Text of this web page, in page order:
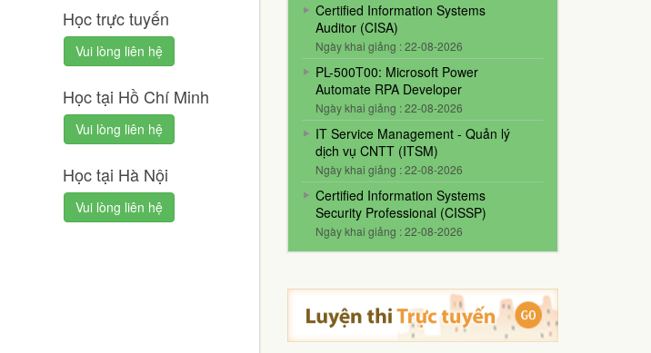
Học trực tuyến
Vui lòng liên hệ
Học tại Hồ Chí Minh
Vui lòng liên hệ
Học tại Hà Nội
Vui lòng liên hệ
Certified Information Systems
Auditor (CISA)
Ngày khai giảng : 22-08-2026
PL-500T00: Microsoft Power
Automate RPA Developer
Ngày khai giảng : 22-08-2026
IT Service Management - Quản lý
dịch vụ CNTT (ITSM)
Ngày khai giảng : 22-08-2026
Certified Information Systems
Security Professional (CISSP)
Ngày khai giảng : 22-08-2026